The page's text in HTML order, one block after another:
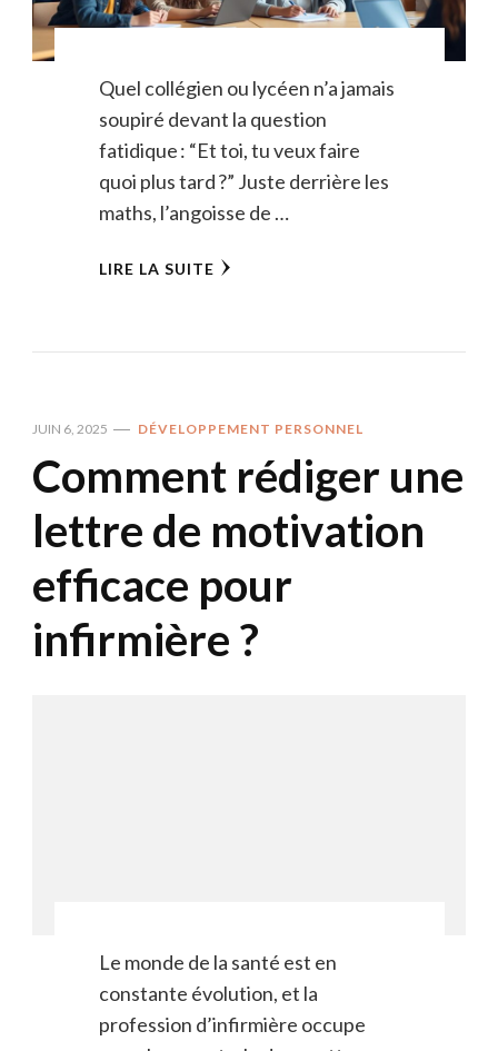
Quel collégien ou lycéen n’a jamais
soupiré devant la question
fatidique : “Et toi, tu veux faire
quoi plus tard ?” Juste derrière les
maths, l’angoisse de …
LIRE LA SUITE
JUIN 6, 2025 DÉVELOPPEMENT PERSONNEL
Comment rédiger une
lettre de motivation
efficace pour
infirmière ?
Le monde de la santé est en
constante évolution, et la
profession d’infirmière occupe